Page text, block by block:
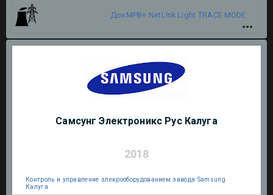
ДокМРВ+ NetLink Light TRACE MODE
Самсунг Электроникс Рус Калуга
2018
Контроль и управление элекрооборудованием завода Samsung
Калуга